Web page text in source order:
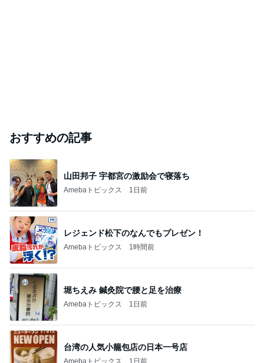
おすすめの記事
山田邦子 宇都宮の激励会で寝落ち
Amebaトピックス 1日前
レジェンド松下のなんでもプレゼン！
Amebaトピックス 1時間前
堀ちえみ 鍼灸院で腰と足を治療
Amebaトピックス 1日前
台湾の人気小籠包店の日本一号店
Amebaトピックス 1日前